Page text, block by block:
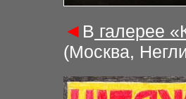
◄ В галерее
(Москва,